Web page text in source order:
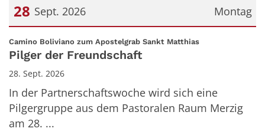
Montag
28 Sept. 2026
Datum: 28. September 2026
Camino Boliviano zum Apostelgrab Sankt Matthias:
Pilger der Freundschaft
28. Sept. 2026
In der Partnerschaftswoche wird sich eine
Pilgergruppe aus dem Pastoralen Raum Merzig
am 28. ...